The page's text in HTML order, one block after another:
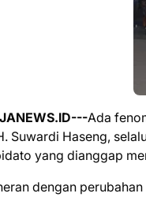
Ada
Suwardi Haseng,
yang dianggap
dengan